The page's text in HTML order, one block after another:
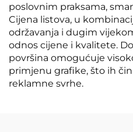
poslovnim praksama,
Cijena listova, u
održavanja i dugim
odnos cijene i kvalitete.
površina omogućuje
primjenu grafike, što ih
reklamne svrhe.